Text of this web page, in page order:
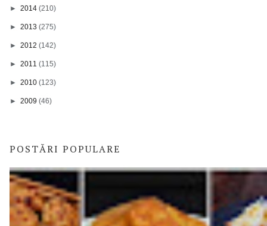
► 2014 (210)
► 2013 (275)
► 2012 (142)
► 2011 (115)
► 2010 (123)
► 2009 (46)
POSTĂRI POPULARE